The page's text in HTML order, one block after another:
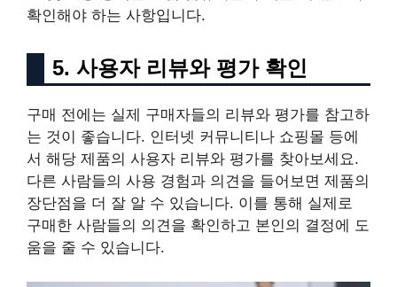
확인해야 하는 사항입니다.
5. 사용자 리뷰와 평가 확인
구매 전에는 실제 구매자들의 리뷰와 평가를 참고하
는 것이 좋습니다. 인터넷 커뮤니티나 쇼핑몰 등에
서 해당 제품의 사용자 리뷰와 평가를 찾아보세요.
다른 사람들의 사용 경험과 의견을 들어보면 제품의
장단점을 더 잘 알 수 있습니다. 이를 통해 실제로
구매한 사람들의 의견을 확인하고 본인의 결정에 도
움을 줄 수 있습니다.